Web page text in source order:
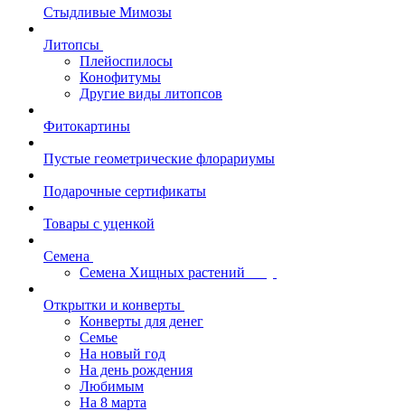
Стыдливые Мимозы
Литопсы
Плейоспилосы
Конофитумы
Другие виды литопсов
Фитокартины
Пустые геометрические флорариумы
Подарочные сертификаты
Товары с уценкой
Семена
Семена Хищных растений
Открытки и конверты
Конверты для денег
Семье
На новый год
На день рождения
Любимым
На 8 марта